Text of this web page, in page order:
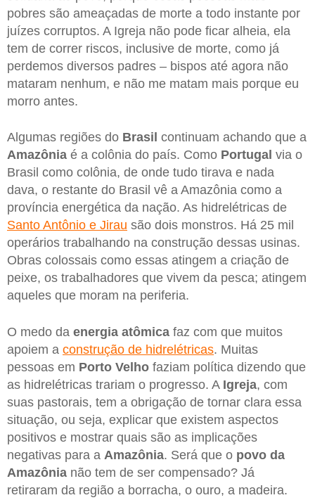
pobres são ameaçadas de morte a todo instante por
juízes corruptos. A Igreja não pode ficar alheia, ela
tem de correr riscos, inclusive de morte, como já
perdemos diversos padres – bispos até agora não
mataram nenhum, e não me matam mais porque eu
morro antes.
Algumas regiões do Brasil continuam achando que a
Amazônia é a colônia do país. Como Portugal via o
Brasil como colônia, de onde tudo tirava e nada
dava, o restante do Brasil vê a Amazônia como a
província energética da nação. As hidrelétricas de
Santo Antônio e Jirau são dois monstros. Há 25 mil
operários trabalhando na construção dessas usinas.
Obras colossais como essas atingem a criação de
peixe, os trabalhadores que vivem da pesca; atingem
aqueles que moram na periferia.
O medo da energia atômica faz com que muitos
apoiem a construção de hidrelétricas. Muitas
pessoas em Porto Velho faziam política dizendo que
as hidrelétricas trariam o progresso. A Igreja, com
suas pastorais, tem a obrigação de tornar clara essa
situação, ou seja, explicar que existem aspectos
positivos e mostrar quais são as implicações
negativas para a Amazônia. Será que o povo da
Amazônia não tem de ser compensado? Já
retiraram da região a borracha, o ouro, a madeira.